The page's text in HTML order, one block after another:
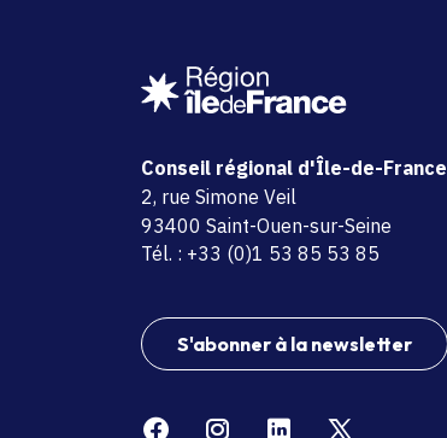
Conseil régional d'Île-de-France
adresse
2, rue Simone Veil
code postal et commune
93400 Saint-Ouen-sur-Seine
Tél. : +33 (0)1 53 85 53 85
S'abonner à la newsletter
FacebookInstagramLinkedin